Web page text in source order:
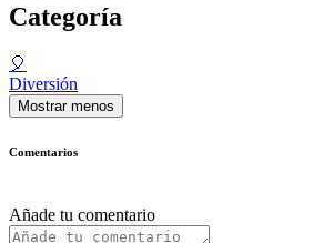
Categoría
🎈
Diversión
Mostrar menos
Comentarios
Añade tu comentario